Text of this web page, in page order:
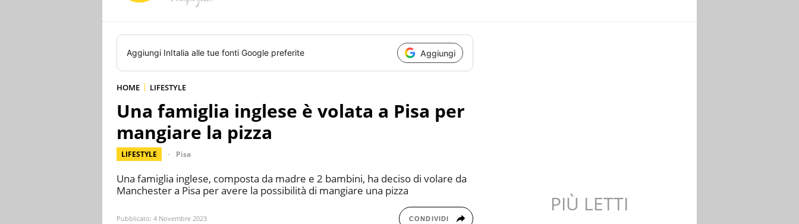
Aggiungi InItalia alle tue fonti Google preferite Aggiungi
HOME LIFESTYLE
Una famiglia inglese è volata a Pisa per
mangiare la pizza
LIFESTYLE Pisa
Una famiglia inglese, composta da madre e 2 bambini, ha deciso di volare da
Manchester a Pisa per avere la possibilità di mangiare una pizza
Pubblicato: 4 Novembre 2023 CONDIVIDI
PIÙ LETTI